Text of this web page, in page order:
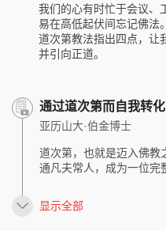
我们的心有时忙于会议、
易在高低起伏间忘记佛法
道次第教法指出四点，让
并引向正道。
通过道次第而自我转化
亚历山大·伯金博士
道次第，也就是迈入佛教
通凡夫常人，成为一位完
显示全部